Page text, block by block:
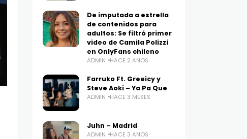
De imputada a estrella
de contenidos para
adultos: Se filtró primer
video de Camila Polizzi
en OnlyFans chileno
ADMIN HACE 2 AÑOS
Farruko Ft. Greeicy y
Steve Aoki – Ya Pa Que
ADMIN HACE 3 MESES
Juhn – Madrid
ADMIN HACE 3 AÑOS